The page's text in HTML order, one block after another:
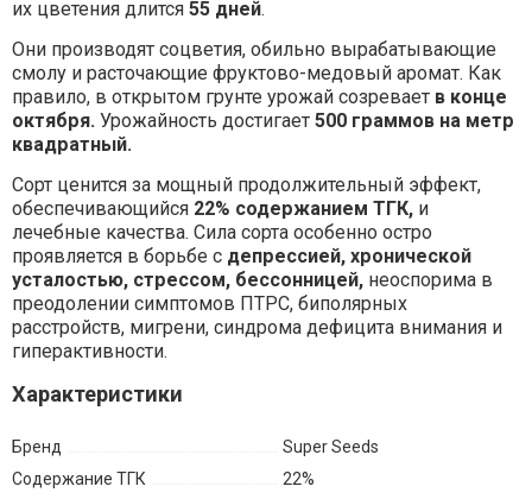
их цветения длится55 дней.
Они производят соцветия, обильно вырабатывающие
смолу и расточающие фруктово-медовый аромат. Как
правило, в открытом грунте урожай созревает в конце
октября. Урожайность достигает 500 граммов на метр
квадратный.
Сорт ценится за мощный продолжительный эффект,
обеспечивающийся 22% содержанием ТГК,и
лечебные качества. Сила сорта особенно остро
проявляется в борьбе с депрессией, хронической
усталостью, стрессом, бессонницей,неоспорима в
преодолении симптомов ПТРС, биполярных
расстройств, мигрени, синдрома дефицита внимания и
гиперактивности.
Характеристики
Бренд
Super Seeds
Содержание ТГК
22%